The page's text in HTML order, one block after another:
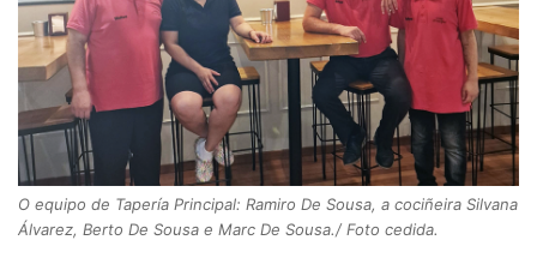
O equipo de Tapería Principal: Ramiro De Sousa, a cociñeira Silvana
Álvarez, Berto De Sousa e Marc De Sousa./ Foto cedida.